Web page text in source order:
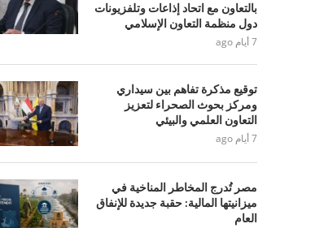
بالتعاون مع اتحاد إذاعات وتلفزيونات
دول منظمة التعاون الإسلامي
7 أيام ago
توقيع مذكرة تفاهم بين سيداري
ومركز بحوث الصحراء لتعزيز
التعاون العلمي والبيئي
7 أيام ago
مصر تُدرج المخاطر المناخية في
ميزانيتها المالية: حقبة جديدة للإنفاق
العام